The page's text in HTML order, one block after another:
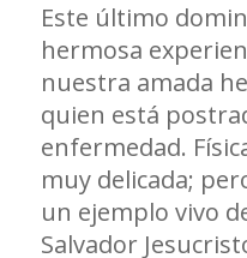
Este último
hermosa
nuestra amada
quien está
enfermedad.
muy delicada;
un ejemplo vivo
Salvador